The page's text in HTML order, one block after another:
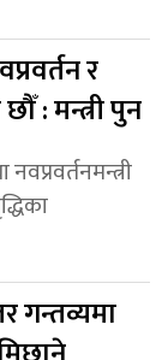
र
: मन्त्री पुन
नवप्रवर्तनमन्त्री
गन्तव्यमा